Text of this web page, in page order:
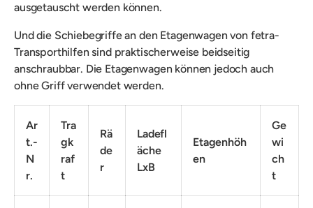
ausgetauscht werden können.
Und die Schiebegriffe an den Etagenwagen von fetra-
Transporthilfen sind praktischerweise beidseitig
anschraubbar. Die Etagenwagen können jedoch auch
ohne Griff verwendet werden.
Ar
t.-
N
r.
Tra
gk
raf
t
Rä
de
r
Ladefl
äche
LxB
Etagenhöh
en
Ge
wi
ch
t